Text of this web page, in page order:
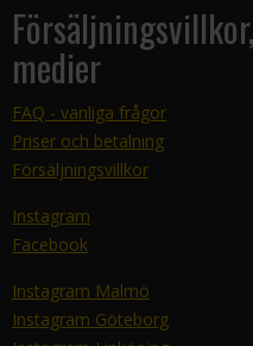
medier
FAQ - vanliga frågor
Priser och betalning
Försäljningsvillkor
Instagram
Facebook
Instagram Malmö
Instagram Göteborg